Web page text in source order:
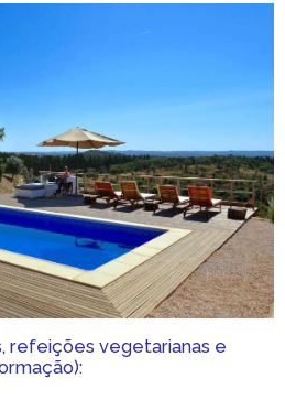
refeições vegetarianas e